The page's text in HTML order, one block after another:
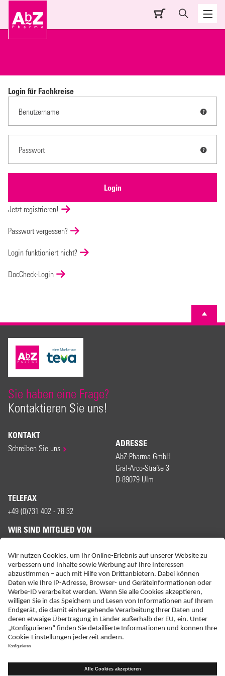
Login für Fachkreise
Jetzt registrieren!
Passwort vergessen?
Login funktioniert nicht?
DocCheck-Login
Sie haben eine Frage?
Kontaktieren Sie uns!
KONTAKT
Schreiben Sie uns ADRESSE
AbZ-Pharma GmbH
Graf-Arco-Straße 3
D-89079 Ulm
TELEFAX
+49 (0)731 402 - 78 32
WIR SIND MITGLIED VON
ERKLÄRUNG ZUR BARRIEREFREIHEIT
IMPRESSUM
KONTAKT
NEBENWIRKUNGSANZEIGEN